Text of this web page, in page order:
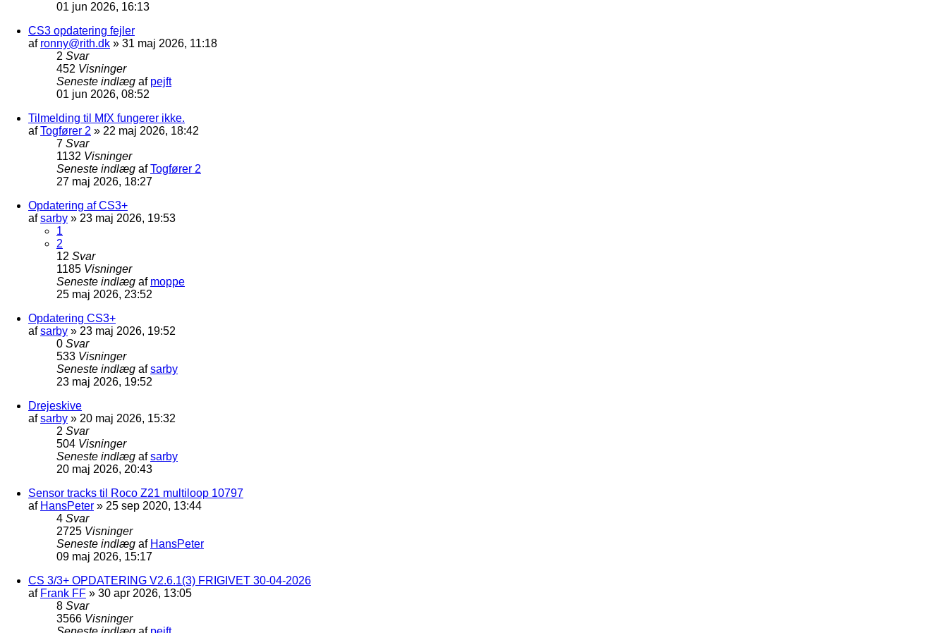
01 jun 2026, 16:13
CS3 opdatering fejler
af ronny@rith.dk » 31 maj 2026, 11:18
2 Svar
452 Visninger
Seneste indlæg af pejft
01 jun 2026, 08:52
Tilmelding til MfX fungerer ikke.
afTogfører 2 » 22 maj 2026, 18:42
7 Svar
1132 Visninger
Seneste indlæg afTogfører 2
27 maj 2026, 18:27
Opdatering af CS3+
afsarby » 23 maj 2026, 19:53
1
2
12 Svar
1185 Visninger
Seneste indlæg af moppe
25 maj 2026, 23:52
Opdatering CS3+
afsarby » 23 maj 2026, 19:52
0 Svar
533 Visninger
Seneste indlæg afsarby
23 maj 2026, 19:52
Drejeskive
afsarby » 20 maj 2026, 15:32
2 Svar
504 Visninger
Seneste indlæg afsarby
20 maj 2026, 20:43
Sensor tracks til Roco Z21 multiloop 10797
af HansPeter » 25 sep 2020, 13:44
4 Svar
2725 Visninger
Seneste indlæg af HansPeter
09 maj 2026, 15:17
CS 3/3+ OPDATERING V2.6.1(3) FRIGIVET 30-04-2026
af Frank FF » 30 apr 2026, 13:05
8 Svar
3566 Visninger